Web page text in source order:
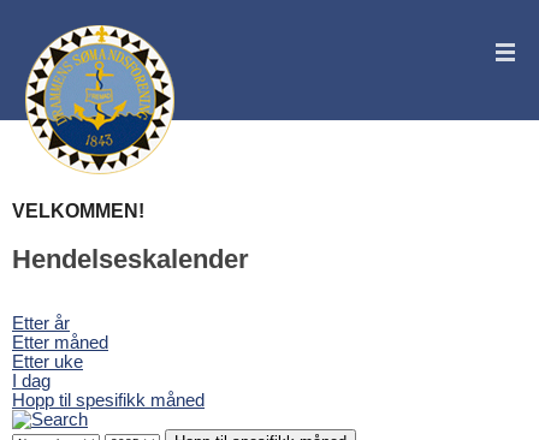
VELKOMMEN!
Hendelseskalender
Etter år
Etter måned
Etter uke
I dag
Hopp til spesifikk måned